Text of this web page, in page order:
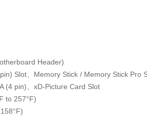
Header)
Slot、Memory Stick / Memory Stick Pro
(4 pin)、xD-Picture Card Slot
to 257°F)